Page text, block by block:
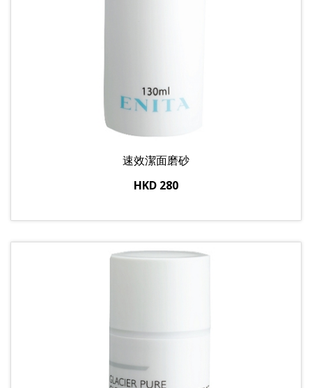
速效潔面磨砂
HKD 280